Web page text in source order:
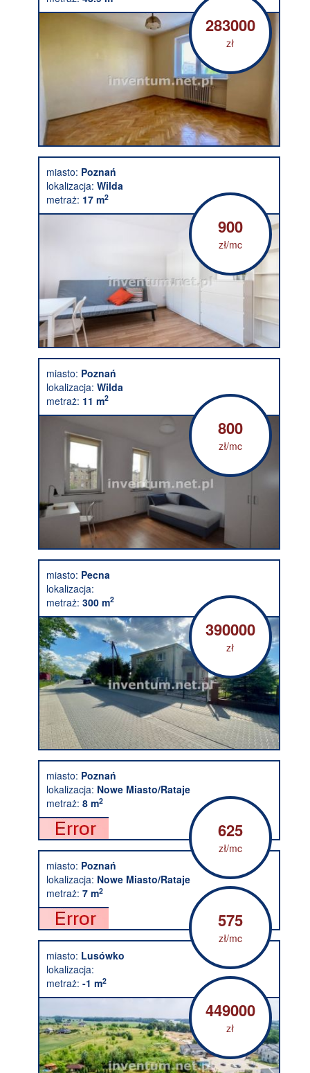
283000
zł
miasto: Poznań
lokalizacja: Wilda
metraż: 17 m2
900
zł/mc
miasto: Poznań
lokalizacja: Wilda
metraż: 11 m2
800
zł/mc
miasto: Pecna
lokalizacja:
metraż: 300 m2
390000
zł
miasto: Poznań
lokalizacja: Nowe Miasto/Rataje
metraż: 8 m2
625
zł/mc
miasto: Poznań
lokalizacja: Nowe Miasto/Rataje
metraż: 7 m2
575
zł/mc
miasto: Lusówko
lokalizacja:
metraż: -1 m2
449000
zł